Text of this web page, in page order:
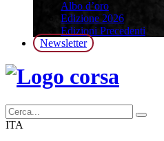
Albo d’oro
Edizione 2026
Edizioni Precedenti
Newsletter
ITA